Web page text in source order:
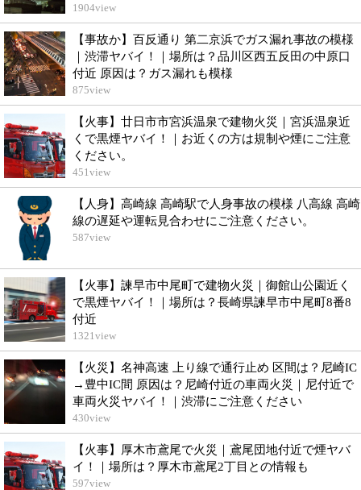
1904view
【事故か】百反通り 第二京浜でガス漏れ事故の模様
｜渋滞ヤバイ！｜場所は？品川区西五反田の中原口
付近 原因は？ガス漏れも模様
875view
【火事】廿日市市宮浜温泉で建物火災｜宮浜温泉近
くで黒煙ヤバイ！｜お近くの方は規制や煙にご注意
ください。
451view
【人身】高崎線 高崎駅で人身事故の模様 八高線 高崎
線の遅延や運転見合わせにご注意ください。
587view
【火事】諫早市中尾町で建物火災｜御館山公園近く
で黒煙ヤバイ！｜場所は？長崎県諫早市中尾町8番8
付近
1321view
【火災】名神高速 上り線で通行止め 区間は？尼崎IC
→豊中IC間 原因は？尼崎付近の車両火災｜尼付近で
車両火災ヤバイ！｜渋滞にご注意ください
430view
【火事】厚木市鳶尾で火災｜鳶尾団地付近で煙ヤバ
イ！｜場所は？厚木市鳶尾2丁目との情報も
597view